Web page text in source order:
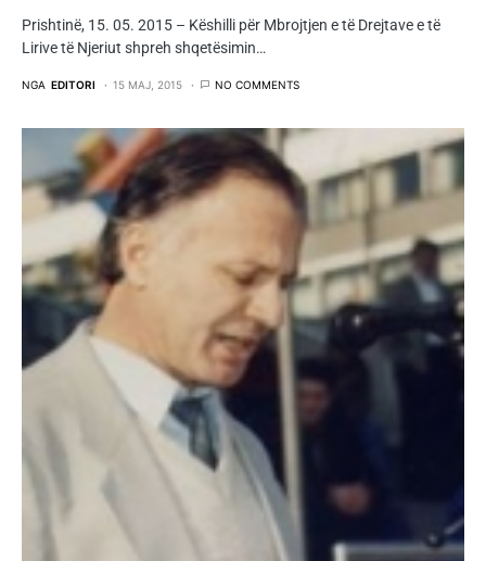
Prishtinë, 15. 05. 2015 – Këshilli për Mbrojtjen e të Drejtave e të
Lirive të Njeriut shpreh shqetësimin…
NGA EDITORI 15 MAJ, 2015 NO COMMENTS